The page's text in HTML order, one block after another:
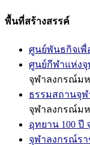
พื้นที่สร้างสรรค์
ศูนย์พันธกิจเพื่
ศูนย์กีฬาแห่ง
จุฬาลงกรณ์ม
ธรรมสถานจุ
จุฬาลงกรณ์ม
อุทยาน 100 ปี
จุฬาลงกรณ์ร